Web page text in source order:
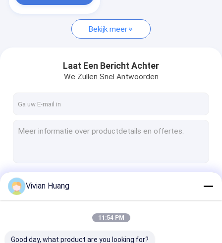
Bekijk meer
Laat Een Bericht Achter
We Zullen Snel Antwoorden
Vivian Huang
11:54 PM
Good day, what product are you looking for?